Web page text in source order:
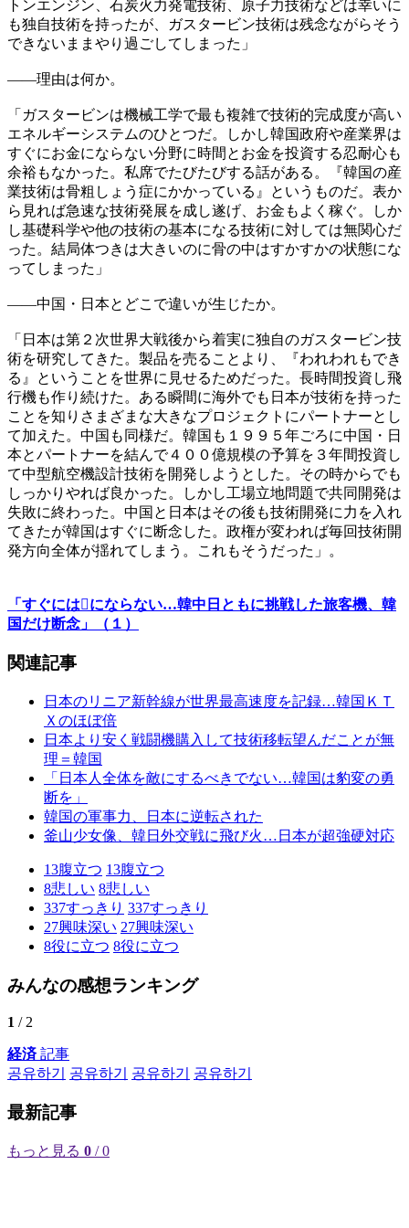
トンエンジン、石炭火力発電技術、原子力技術などは幸いに
も独自技術を持ったが、ガスタービン技術は残念ながらそう
できないままやり過ごしてしまった」
――理由は何か。
「ガスタービンは機械工学で最も複雑で技術的完成度が高い
エネルギーシステムのひとつだ。しかし韓国政府や産業界は
すぐにお金にならない分野に時間とお金を投資する忍耐心も
余裕もなかった。私席でたびたびする話がある。『韓国の産
業技術は骨粗しょう症にかかっている』というものだ。表か
ら見れば急速な技術発展を成し遂げ、お金もよく稼ぐ。しか
し基礎科学や他の技術の基本になる技術に対しては無関心だ
った。結局体つきは大きいのに骨の中はすかすかの状態にな
ってしまった」
――中国・日本とどこで違いが生じたか。
「日本は第２次世界大戦後から着実に独自のガスタービン技
術を研究してきた。製品を売ることより、『われわれもでき
る』ということを世界に見せるためだった。長時間投資し飛
行機も作り続けた。ある瞬間に海外でも日本が技術を持った
ことを知りさまざまな大きなプロジェクトにパートナーとし
て加えた。中国も同様だ。韓国も１９９５年ごろに中国・日
本とパートナーを結んで４００億規模の予算を３年間投資し
て中型航空機設計技術を開発しようとした。その時からでも
しっかりやれば良かった。しかし工場立地問題で共同開発は
失敗に終わった。中国と日本はその後も技術開発に力を入れ
てきたが韓国はすぐに断念した。政権が変われば毎回技術開
発方向全体が揺れてしまう。これもそうだった」。
「すぐにはにならない…韓中日ともに挑戦した旅客機、韓
国だけ断念」（１）
関連記事
日本のリニア新幹線が世界最高速度を記録…韓国ＫＴ
Ｘのほぼ倍
日本より安く戦闘機購入して技術移転望んだことが無
理＝韓国
「日本人全体を敵にするべきでない…韓国は豹変の勇
断を」
韓国の軍事力、日本に逆転された
釜山少女像、韓日外交戦に飛び火…日本が超強硬対応
13腹立つ 13腹立つ
8悲しい 8悲しい
337すっきり 337すっきり
27興味深い 27興味深い
8役に立つ 8役に立つ
みんなの感想ランキング
1 / 2
経済記事
공유하기
공유하기 공유하기 공유하기
最新記事
もっと見る 0 / 0